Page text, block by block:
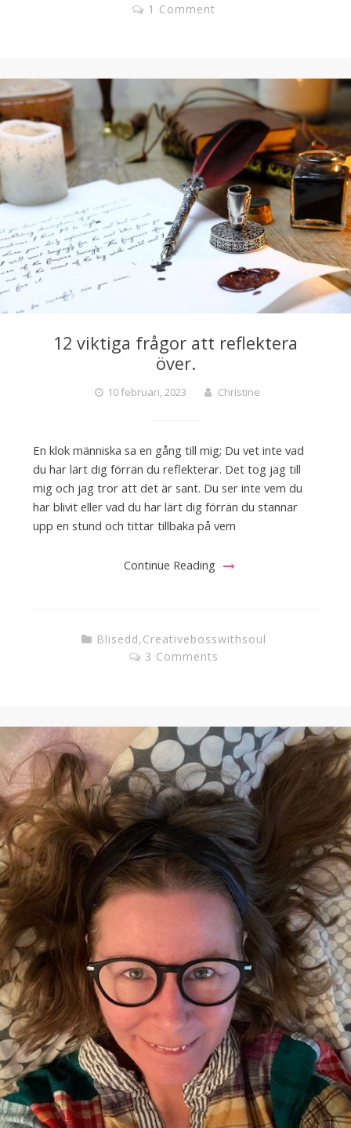
1 Comment
12 viktiga frågor att reflektera
över.
10 februari, 2023 Christine
En klok människa sa en gång till mig; Du vet inte vad
du har lärt dig förrän du reflekterar. Det tog jag till
mig och jag tror att det är sant. Du ser inte vem du
har blivit eller vad du har lärt dig förrän du stannar
upp en stund och tittar tillbaka på vem
Continue Reading
Blisedd,Creativebosswithsoul
3 Comments